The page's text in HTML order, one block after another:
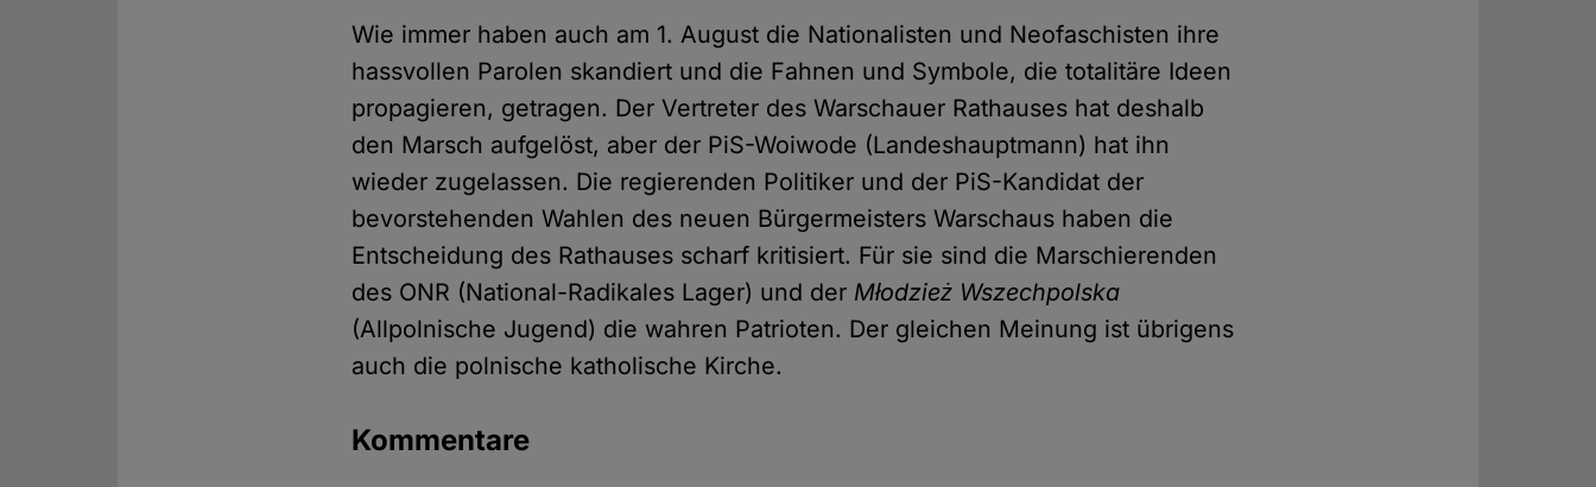
Wie immer haben auch am 1. August die Nationalisten und Neofaschisten ihre
hassvollen Parolen skandiert und die Fahnen und Symbole, die totalitäre Ideen
propagieren, getragen. Der Vertreter des Warschauer Rathauses hat deshalb
den Marsch aufgelöst, aber der PiS-Woiwode (Landeshauptmann) hat ihn
wieder zugelassen. Die regierenden Politiker und der PiS-Kandidat der
bevorstehenden Wahlen des neuen Bürgermeisters Warschaus haben die
Entscheidung des Rathauses scharf kritisiert. Für sie sind die Marschierenden
des ONR (National-Radikales Lager) und der Młodzież Wszechpolska
(Allpolnische Jugend) die wahren Patrioten. Der gleichen Meinung ist übrigens
auch die polnische katholische Kirche.
Kommentare